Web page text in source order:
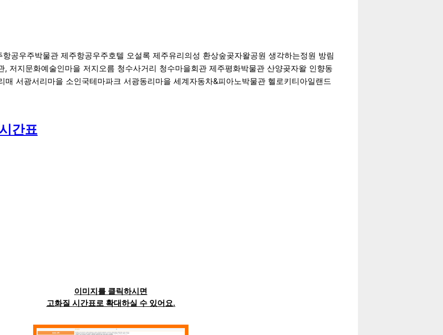
공우주박물관 제주항공우주호텔 오설록 제주유리의성 환상숲곶자왈공원 생각하는정원 방림
, 저지문화예술인마을 저지오름 청수사거리 청수마을회관 제주평화박물관 산양곶자왈 인향동
매 서광서리마을 소인국테마파크 서광동리마을 세계자동차&피아노박물관 헬로키티아일랜드
간표
이미지를 클릭하시면
고화질 시간표로 확대하실 수 있어요.